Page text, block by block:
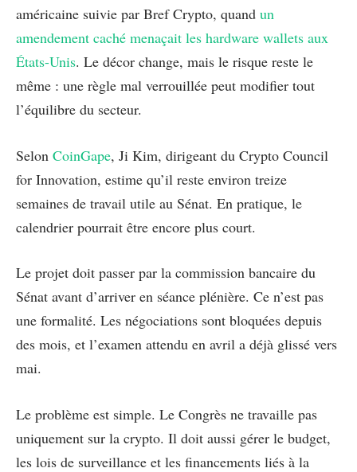
américaine suivie par Bref Crypto, quand un
amendement caché menaçait les hardware wallets aux
États-Unis. Le décor change, mais le risque reste le
même : une règle mal verrouillée peut modifier tout
l’équilibre du secteur.
Selon CoinGape, Ji Kim, dirigeant du Crypto Council
for Innovation, estime qu’il reste environ treize
semaines de travail utile au Sénat. En pratique, le
calendrier pourrait être encore plus court.
Le projet doit passer par la commission bancaire du
Sénat avant d’arriver en séance plénière. Ce n’est pas
une formalité. Les négociations sont bloquées depuis
des mois, et l’examen attendu en avril a déjà glissé vers
mai.
Le problème est simple. Le Congrès ne travaille pas
uniquement sur la crypto. Il doit aussi gérer le budget,
les lois de surveillance et les financements liés à la